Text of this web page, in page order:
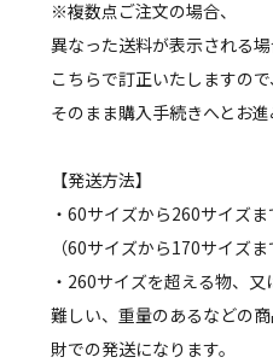
※複数点ご注文の場合、
異なった送料が表示される場
こちらで訂正いたしますので
そのまま購入手続きへとお進
【発送方法】
・60サイズから260サイズ
（60サイズから170サイズ
・260サイズを超える物、
難しい、重量のあるなどの
財での発送になります。